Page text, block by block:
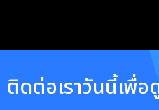
ติดต่อเราวันนี้เพื่อ